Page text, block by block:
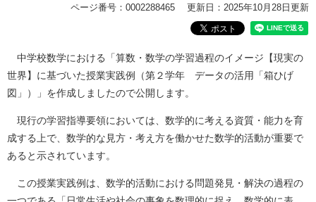
ページ番号：0002288465 更新日：2025年10月28日更新
中学校数学における「算数・数学の学習過程のイメージ【現実の
世界】に基づいた授業実践例（第２学年 データの活用「箱ひげ
図」）」を作成しましたので公開します。
現行の学習指導要領においては、数学的に考える資質・能力を育
成する上で、数学的な見方・考え方を働かせた数学的活動が重要で
あると示されています。
この授業実践例は、数学的活動における問題発見・解決の過程の